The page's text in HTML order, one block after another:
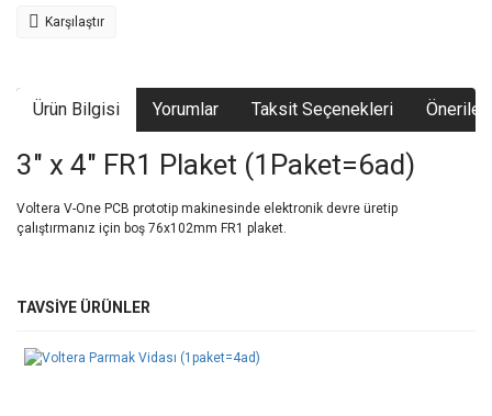
Karşılaştır
Ürün Bilgisi Yorumlar Taksit Seçenekleri
3" x 4" FR1 Plaket (1Paket=6ad)
Voltera V-One PCB prototip makinesinde elektronik devre üretip
çalıştırmanız için boş 76x102mm FR1 plaket.
Bu ürünün fiyat bilgisi, resim, ürün açıklamalarında ve diğer
konularda yetersiz gördüğünüz noktaları öneri formunu kullanarak
Görüş ve önerileriniz için teşekkür ederiz.
TAVSİYE ÜRÜNLER